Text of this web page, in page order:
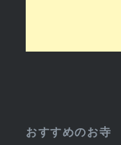
おすすめのお寺